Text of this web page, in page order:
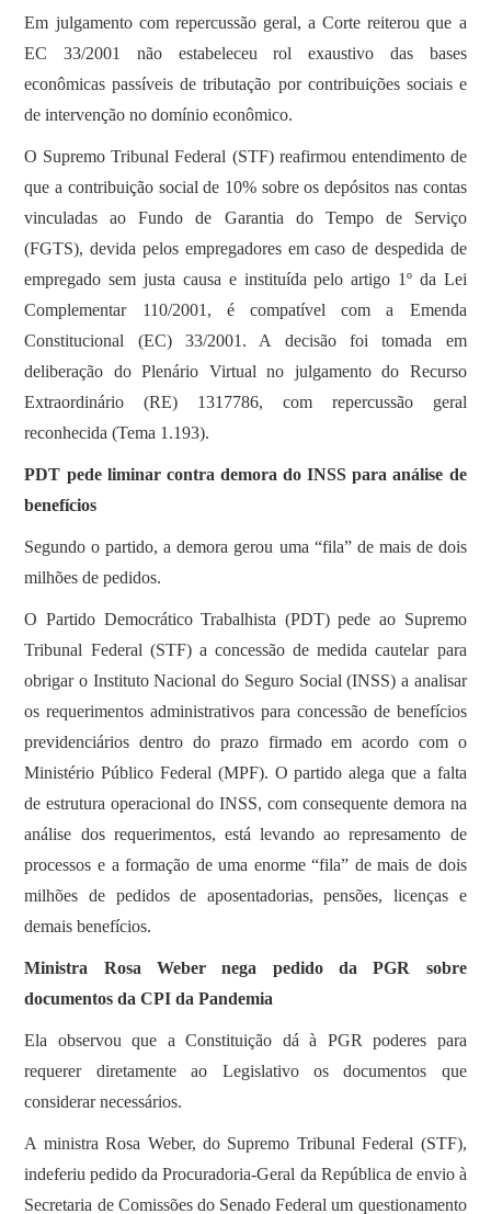
Em julgamento com repercussão geral, a Corte reiterou que a
EC 33/2001 não estabeleceu rol exaustivo das bases
econômicas passíveis de tributação por contribuições sociais e
de intervenção no domínio econômico.
O Supremo Tribunal Federal (STF) reafirmou entendimento de
que a contribuição social de 10% sobre os depósitos nas contas
vinculadas ao Fundo de Garantia do Tempo de Serviço
(FGTS), devida pelos empregadores em caso de despedida de
empregado sem justa causa e instituída pelo artigo 1º da Lei
Complementar 110/2001, é compatível com a Emenda
Constitucional (EC) 33/2001. A decisão foi tomada em
deliberação do Plenário Virtual no julgamento do Recurso
Extraordinário (RE) 1317786, com repercussão geral
reconhecida (Tema 1.193).
PDT pede liminar contra demora do INSS para análise de
benefícios
Segundo o partido, a demora gerou uma “fila” de mais de dois
milhões de pedidos.
O Partido Democrático Trabalhista (PDT) pede ao Supremo
Tribunal Federal (STF) a concessão de medida cautelar para
obrigar o Instituto Nacional do Seguro Social (INSS) a analisar
os requerimentos administrativos para concessão de benefícios
previdenciários dentro do prazo firmado em acordo com o
Ministério Público Federal (MPF). O partido alega que a falta
de estrutura operacional do INSS, com consequente demora na
análise dos requerimentos, está levando ao represamento de
processos e a formação de uma enorme “fila” de mais de dois
milhões de pedidos de aposentadorias, pensões, licenças e
demais benefícios.
Ministra Rosa Weber nega pedido da PGR sobre
documentos da CPI da Pandemia
Ela observou que a Constituição dá à PGR poderes para
requerer diretamente ao Legislativo os documentos que
considerar necessários.
A ministra Rosa Weber, do Supremo Tribunal Federal (STF),
indeferiu pedido da Procuradoria-Geral da República de envio à
Secretaria de Comissões do Senado Federal um questionamento